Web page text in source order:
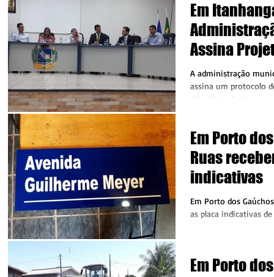
Em
Assina
FISCAL”
A administração
assina um protocolo
Município de
Em Porto
Ruas
indicativas
Em Porto dos
as placa indicativas
dos próximos dias as
Em Porto